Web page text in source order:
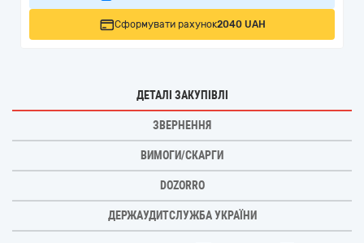
Сформувати рахунок2040 UAH
ДЕТАЛІ ЗАКУПІВЛІ
ЗВЕРНЕННЯ
ВИМОГИ/СКАРГИ
DOZORRO
ДЕРЖАУДИТСЛУЖБА УКРАЇНИ